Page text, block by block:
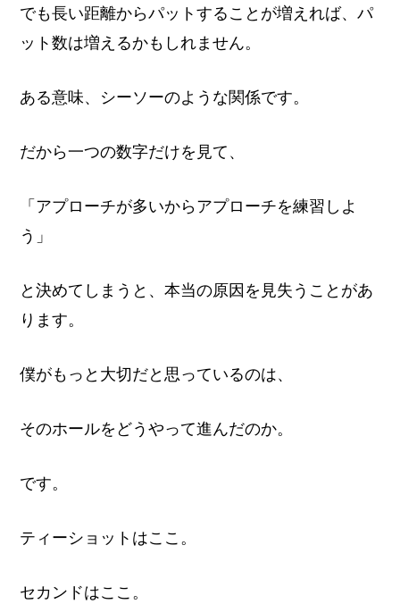
でも長い距離からパットすることが増えれば、パ
ット数は増えるかもしれません。
ある意味、シーソーのような関係です。
だから一つの数字だけを見て、
「アプローチが多いからアプローチを練習しよ
う」
と決めてしまうと、本当の原因を見失うことがあ
ります。
僕がもっと大切だと思っているのは、
そのホールをどうやって進んだのか。
です。
ティーショットはここ。
セカンドはここ。